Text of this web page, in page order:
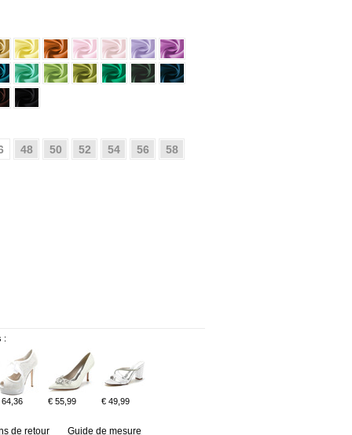
48 50 52 54 56
58
:
64,36 € 55,99 € 49,99
de retour Guide de mesure